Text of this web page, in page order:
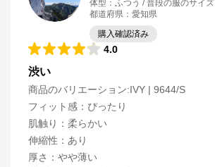
体型 ： ふつう 普段の服のサイズ
都道府県 ： 愛知県
購入確認済み
4.0
渋い
商品のバリエーション:IVY | 9644/S
フィット感 ： ぴったり
肌触り ： 柔らかい
伸縮性 ： あり
厚さ ： やや薄い